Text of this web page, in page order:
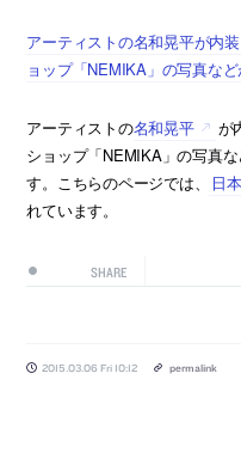
アーティストの名和晃平が内
ョップ「NEMIKA」の写真な
アーティストの名和晃平
が
ショップ「NEMIKA」の写真
す。こちらのページでは、
日
れています。
SHARE
2015.03.06 Fri 10:12 permalink